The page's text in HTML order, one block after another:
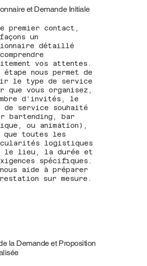
et Demande Initiale
premier contact,
un
détaillé
vos attentes.
étape nous permet de
le type de service
que vous organisez,
d’invités, le
service souhaité
bartending, bar
ou animation),
que toutes les
logistiques
le lieu, la durée et
spécifiques.
aide à préparer
sur mesure.
la Demande et Proposition